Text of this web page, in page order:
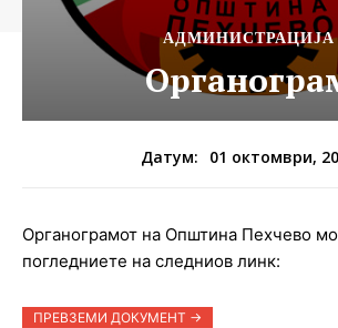
АДМИНИСТРАЦИЈА
Датум: 01 октомври,
Органограмот на Општина Пехчево
погледниете на следниов линк:
ПРЕВЗЕМИ ДОКУМЕНТ ->